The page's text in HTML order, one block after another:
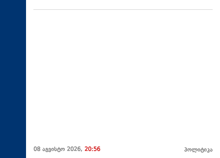
08 აგვისტო 2026, 20:56 პოლიტიკა